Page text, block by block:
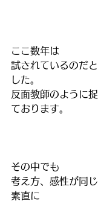
ここ数年は
試されているのだ
した。
反面教師のように
ております。
その中でも
考え方、感性が同
素直に